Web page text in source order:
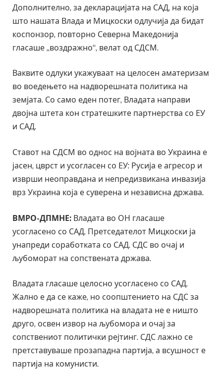
Дополнително, за декларацијата на САД, на која
што нашата Влада и Мицкоски одлучија да бидат
коспонзор, повторно Северна Македонија
гласаше „воздражно“, велат од СДСМ.
Ваквите одлуки укажуваат на целосен аматеризам
во воедењето на надворешната политика на
земјата. Со само еден потег, Владата направи
двојна штета кон стратешките партнерства со ЕУ
и САД.
Ставот на СДСМ во однос на војната во Украина е
јасен, цврст и усогласен со ЕУ: Русија е агресор и
изврши неоправдана и непредизвикана инвазија
врз Украина која е суверена и независна држава.
ВМРО-ДПМНЕ: Владата во ОН гласаше
усогласено со САД. Претседателот Мицкоски ја
унапреди соработката со САД. СДС во очај и
љубоморат на сопствената држава.
Владата гласаше целосно усогласено со САД.
Жално е да се каже, но соопштението на СДС за
надворешната политика на владата не е ништо
друго, освен извор на љубомора и очај за
сопствениот политички рејтинг. СДС лажно се
претставуваше прозападна партија, а всушност е
партија на комунисти.